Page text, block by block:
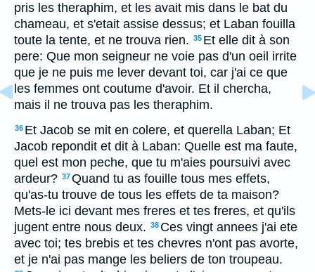
pris les theraphim, et les avait mis dans le bat du
chameau, et s'etait assise dessus; et Laban fouilla
toute la tente, et ne trouva rien. 35 Et elle dit à son
pere: Que mon seigneur ne voie pas d'un oeil irrite
que je ne puis me lever devant toi, car j'ai ce que
les femmes ont coutume d'avoir. Et il chercha,
mais il ne trouva pas les theraphim.
36 Et Jacob se mit en colere, et querella Laban; Et
Jacob repondit et dit à Laban: Quelle est ma faute,
quel est mon peche, que tu m'aies poursuivi avec
ardeur? 37Quand tu as fouille tous mes effets,
qu'as-tu trouve de tous les effets de ta maison?
Mets-le ici devant mes freres et tes freres, et qu'ils
jugent entre nous deux. 38 Ces vingt annees j'ai ete
avec toi; tes brebis et tes chevres n'ont pas avorte,
et je n'ai pas mange les beliers de ton troupeau.